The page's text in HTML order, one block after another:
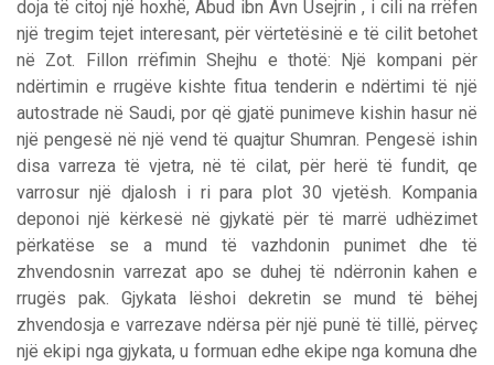
doja të citoj një hoxhë, Abud ibn Avn Usejrin , i cili na rrëfen
një tregim tejet interesant, për vërtetësinë e të cilit betohet
në Zot. Fillon rrëfimin Shejhu e thotë: Një kompani për
ndërtimin e rrugëve kishte fitua tenderin e ndërtimi të një
autostrade në Saudi, por që gjatë punimeve kishin hasur në
një pengesë në një vend të quajtur Shumran. Pengesë ishin
disa varreza të vjetra, në të cilat, për herë të fundit, qe
varrosur një djalosh i ri para plot 30 vjetësh. Kompania
deponoi një kërkesë në gjykatë për të marrë udhëzimet
përkatëse se a mund të vazhdonin punimet dhe të
zhvendosnin varrezat apo se duhej të ndërronin kahen e
rrugës pak. Gjykata lëshoi dekretin se mund të bëhej
zhvendosja e varrezave ndërsa për një punë të tillë, përveç
një ekipi nga gjykata, u formuan edhe ekipe nga komuna dhe